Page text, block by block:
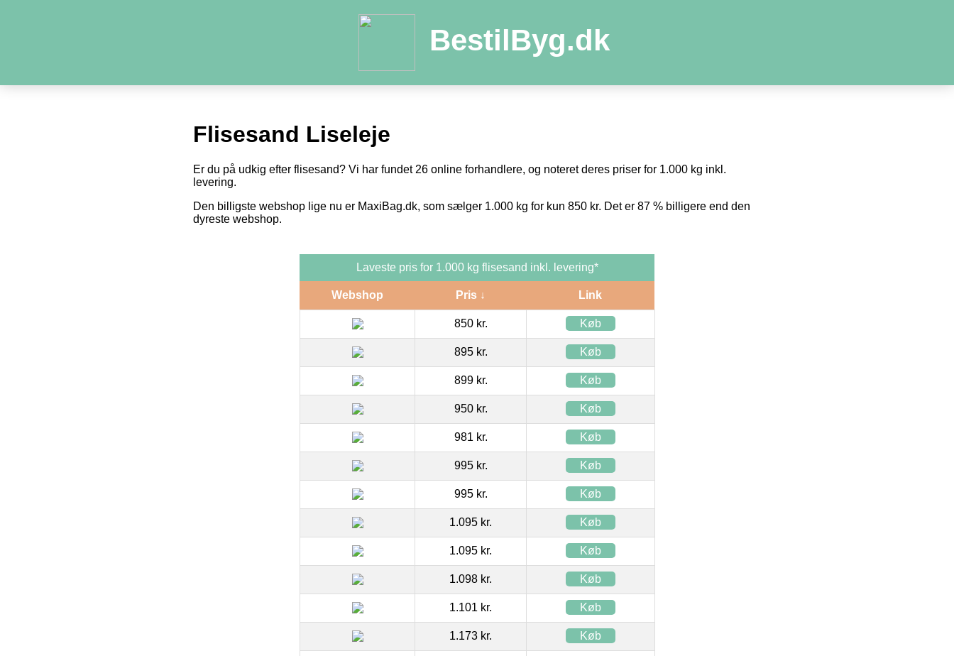
BestilByg.dk
Flisesand Liseleje
Er du på udkig efter flisesand? Vi har fundet 26 online forhandlere, og noteret deres priser for 1.000 kg inkl.
levering.
Den billigste webshop lige nu er MaxiBag.dk, som sælger 1.000 kg for kun 850 kr. Det er 87 % billigere end den
dyreste webshop.
Laveste pris for 1.000 kg flisesand inkl. levering*
Webshop Pris ↓ Link
850 kr. Køb
895 kr. Køb
899 kr. Køb
950 kr. Køb
981 kr. Køb
995 kr. Køb
995 kr. Køb
1.095 kr. Køb
1.095 kr. Køb
1.098 kr. Køb
1.101 kr. Køb
1.173 kr. Køb